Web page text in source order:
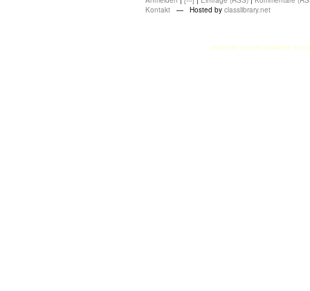
Kontakt — Hosted by classlibrary.net
atasehir escort atasehir